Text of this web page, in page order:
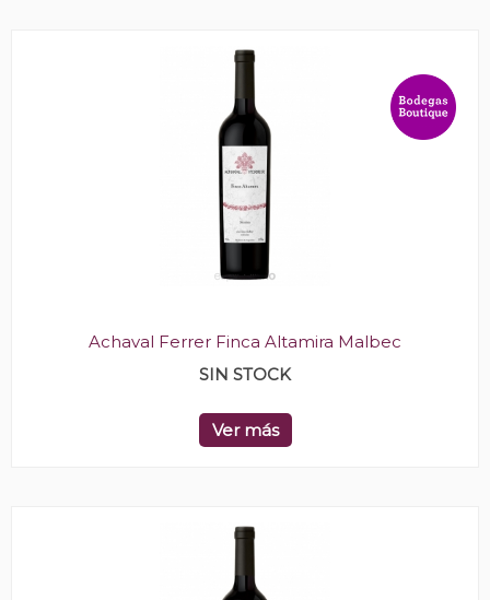
Achaval Ferrer Finca Altamira Malbec
SIN STOCK
Ver más